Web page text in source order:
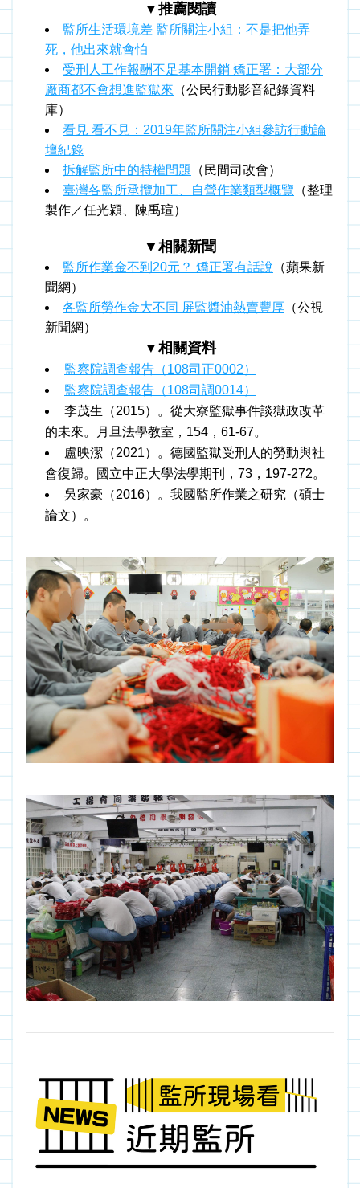
▼推薦閱讀
監所生活環境差 監所關注小組：不是把他弄
死，他出來就會怕
受刑人工作報酬不足基本開銷 矯正署：大部分
廠商都不會想進監獄來 （公民行動影音紀錄資料
庫）
看見 看不見：2019年監所關注小組參訪行動論
壇紀錄
拆解監所中的特權問題
（民間司改會）
臺灣各監所承攬加工、自營作業類型概覽 （整理
製作／任光潁、陳禹瑄）
▼相關新聞
監所作業金不到20元？ 矯正署有話說 （蘋果新
聞網）
各監所勞作金大不同 屏監醬油熱賣豐厚 （公視
新聞網）
▼相關資料
監察院調查報告（108司正0002）
監察院調查報告（108司調0014）
李茂生（2015）。從大寮監獄事件談獄政改革
的未來。月旦法學教室，154，61-67。
盧映潔（2021）。德國監獄受刑人的勞動與社
會復歸。國立中正大學法學期刊，73，197-272。
吳家豪（2016）。我國監所作業之研究（碩士
論文）。